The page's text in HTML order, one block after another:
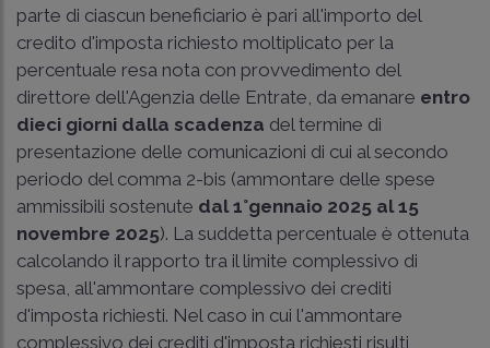
parte di ciascun beneficiario è pari all'importo del
credito d'imposta richiesto moltiplicato per la
percentuale resa nota con provvedimento del
direttore dell'Agenzia delle Entrate, da emanare entro
dieci giorni dalla scadenza del termine di
presentazione delle comunicazioni di cui al secondo
periodo del comma 2-bis (ammontare delle spese
ammissibili sostenute dal 1°gennaio 2025 al 15
novembre 2025). La suddetta percentuale è ottenuta
calcolando il rapporto tra il limite complessivo di
spesa, all'ammontare complessivo dei crediti
d'imposta richiesti. Nel caso in cui l'ammontare
complessivo dei crediti d'imposta richiesti risulti